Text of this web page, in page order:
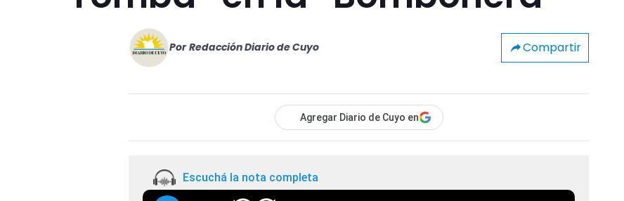
Por Redacción Diario de Cuyo Compartir
Agregar Diario de Cuyo en
Escuchá la nota completa